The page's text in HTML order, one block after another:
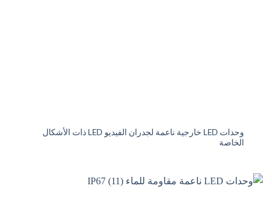
وحدات LED خارجية ناعمة لجدران الفيديو LED ذات الأشكال
الخاصة